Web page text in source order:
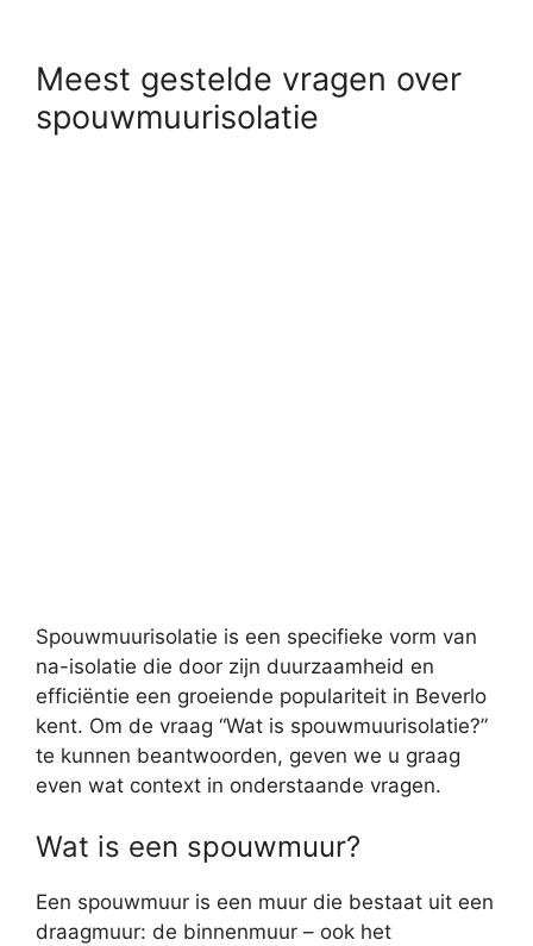
Meest gestelde vragen over
spouwmuurisolatie
Spouwmuurisolatie is een specifieke vorm van
na-isolatie die door zijn duurzaamheid en
efficiëntie een groeiende populariteit in Beverlo
kent. Om de vraag “Wat is spouwmuurisolatie?”
te kunnen beantwoorden, geven we u graag
even wat context in onderstaande vragen.
Wat is een spouwmuur?
Een spouwmuur is een muur die bestaat uit een
draagmuur: de binnenmuur – ook het